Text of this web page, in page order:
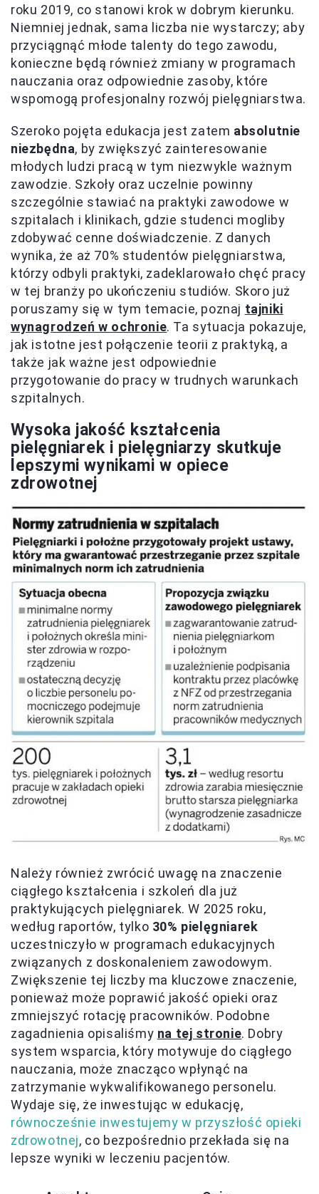
roku 2019, co stanowi krok w dobrym kierunku.
Niemniej jednak, sama liczba nie wystarczy; aby
przyciągnąć młode talenty do tego zawodu,
konieczne będą również zmiany w programach
nauczania oraz odpowiednie zasoby, które
wspomogą profesjonalny rozwój pielęgniarstwa.
Szeroko pojęta edukacja jest zatem absolutnie
niezbędna, by zwiększyć zainteresowanie
młodych ludzi pracą w tym niezwykle ważnym
zawodzie. Szkoły oraz uczelnie powinny
szczególnie stawiać na praktyki zawodowe w
szpitalach i klinikach, gdzie studenci mogliby
zdobywać cenne doświadczenie. Z danych
wynika, że aż 70% studentów pielęgniarstwa,
którzy odbyli praktyki, zadeklarowało chęć pracy
w tej branży po ukończeniu studiów. Skoro już
poruszamy się w tym temacie, poznaj tajniki
wynagrodzeń w ochronie. Ta sytuacja pokazuje,
jak istotne jest połączenie teorii z praktyką, a
także jak ważne jest odpowiednie
przygotowanie do pracy w trudnych warunkach
szpitalnych.
Wysoka jakość kształcenia
pielęgniarek i pielęgniarzy skutkuje
lepszymi wynikami w opiece
zdrowotnej
Należy również zwrócić uwagę na znaczenie
ciągłego kształcenia i szkoleń dla już
praktykujących pielęgniarek. W 2025 roku,
według raportów, tylko 30% pielęgniarek
uczestniczyło w programach edukacyjnych
związanych z doskonaleniem zawodowym.
Zwiększenie tej liczby ma kluczowe znaczenie,
ponieważ może poprawić jakość opieki oraz
zmniejszyć rotację pracowników. Podobne
zagadnienia opisaliśmy na tej stronie. Dobry
system wsparcia, który motywuje do ciągłego
nauczania, może znacząco wpłynąć na
zatrzymanie wykwalifikowanego personelu.
Wydaje się, że inwestując w edukację,
równocześnie inwestujemy w przyszłość opieki
zdrowotnej, co bezpośrednio przekłada się na
lepsze wyniki w leczeniu pacjentów.